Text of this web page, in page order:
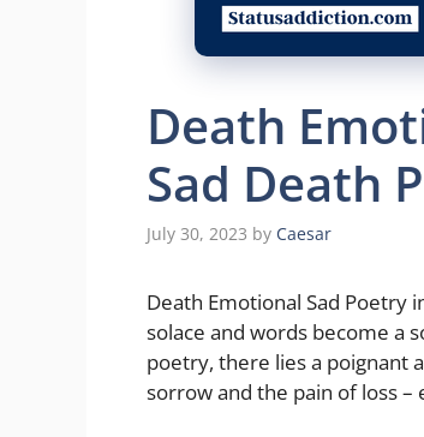
Death
Sad Death
July 30, 2023 by Caesar
Death Emotional Sad
solace and words become a
poetry, there lies a poignant
sorrow and the pain of loss